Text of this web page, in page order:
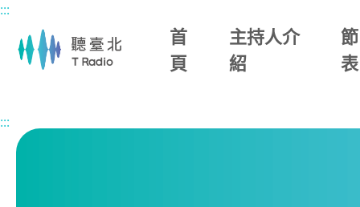
主要內容區塊
:::
首
頁
主持人介
紹
表
:::